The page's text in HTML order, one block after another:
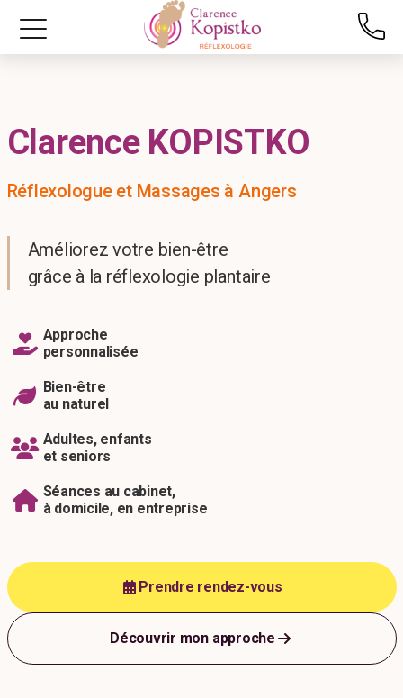
Clarence KOPISTKO
Réflexologue et Massages à Angers
Améliorez votre bien-être
grâce à la réflexologie plantaire
Approche
personnalisée
Bien-être
au naturel
Adultes, enfants
et seniors
Séances au cabinet,
à domicile, en entreprise
Prendre rendez-vous
Découvrir mon approche